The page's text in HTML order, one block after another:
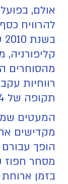
אולם,
להרוויח
מהסוחרים
רווחיות
תקופה של 14 שנים, מ-1992 עד 2006.
המעטים
מקדישים
הופך
מסחר חפוז
בזמן